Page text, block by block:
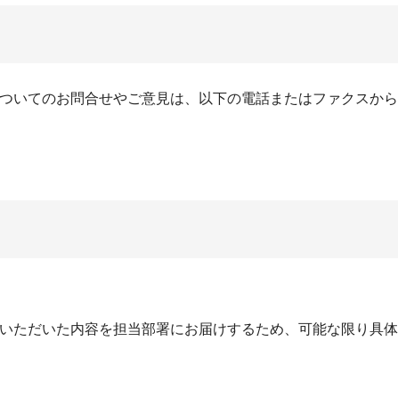
てのお問合せやご意見は、以下の電話またはファクスから
だいた内容を担当部署にお届けするため、可能な限り具